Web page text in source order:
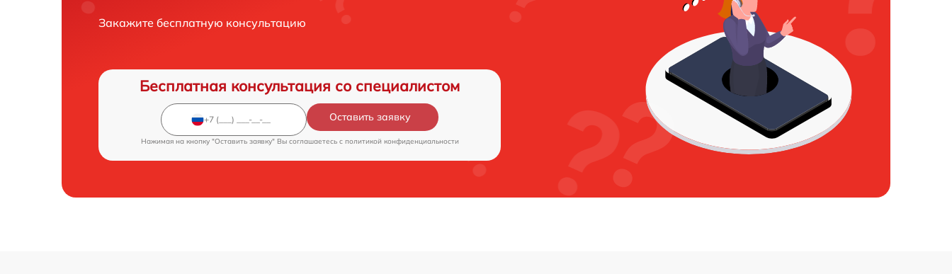
Закажите бесплатную консультацию
Бесплатная консультация со специалистом
Оставить заявку
Нажимая на кнопку "Оставить заявку" Вы соглашаетесь c политикой конфиденциальности